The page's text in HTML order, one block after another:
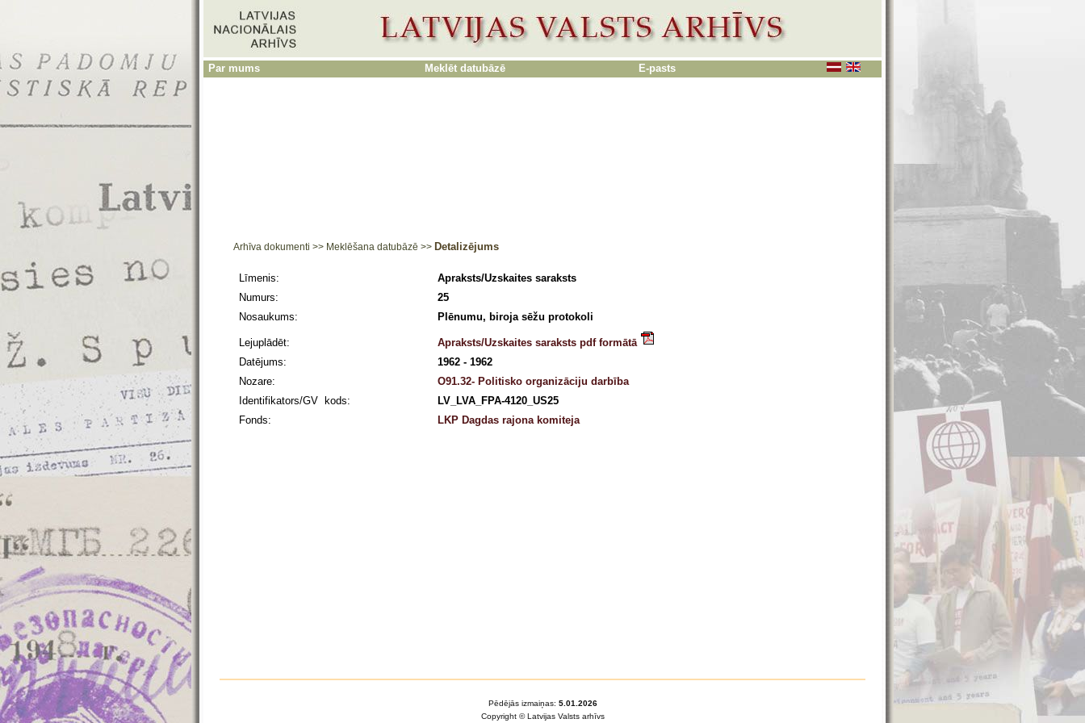
Par mums Meklēt datubāzē E-pasts
Arhīva dokumenti >> Meklēšana datubāzē >> Detalizējums
Līmenis:
Apraksts/Uzskaites saraksts
Numurs:
25
Nosaukums:
Plēnumu, biroja sēžu protokoli
Lejuplādēt:
Apraksts/Uzskaites saraksts pdf formātā
Datējums:
1962 - 1962
Nozare:
O91.32- Politisko organizāciju darbība
Identifikators/GV kods:
LV_LVA_FPA-4120_US25
Fonds:
LKP Dagdas rajona komiteja
Pēdējās izmaiņas: 5.01.2026
Copyright © Latvijas Valsts arhīvs